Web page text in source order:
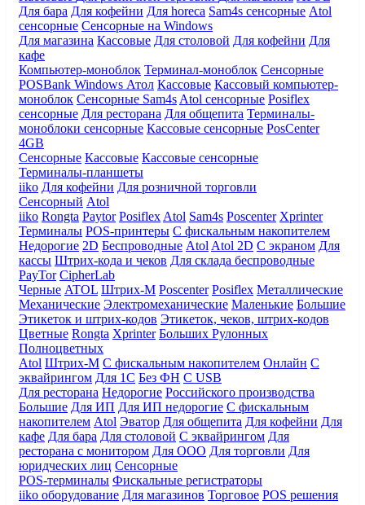
Для бара Для кофейни Для horeca Sam4s сенсорные Atol
сенсорные Сенсорные на Windows
Для магазина Кассовые Для столовой Для кофейни Для
кафе
Компьютер-моноблок Терминал-моноблок Сенсорные
POSBank Windows Атол Кассовые Кассовый компьютер-
моноблок Сенсорные Sam4s Atol сенсорные Posiflex
сенсорные Для ресторана Для общепита Терминалы-
моноблоки сенсорные Кассовые сенсорные PosCenter
4GB
Сенсорные Кассовые Кассовые сенсорные
Терминалы-планшеты
iiko Для кофейни Для розничной торговли
Сенсорный Atol
iiko Rongta Paytor Posiflex Atol Sam4s Poscenter Xprinter
Терминалы POS-принтеры С фискальным накопителем
Недорогие 2D Беспроводные Atol Atol 2D С экраном Для
кассы Штрих-кода и чеков Для склада беспроводные
PayTor CipherLab
Черные ATOL Штрих-М Poscenter Posiflex Металлические
Механические Электромеханические Маленькие Большие
Этикеток и штрих-кодов Этикеток, чеков, штрих-кодов
Цветные Rongta Xprinter Больших Рулонных
Полноцветных
Atol Штрих-М С фискальным накопителем Онлайн С
эквайрингом Для 1С Без ФН С USB
Для ресторана Недорогие Российского производства
Большие Для ИП Для ИП недорогие С фискальным
накопителем Atol Эватор Для общепита Для кофейни Для
кафе Для бара Для столовой С эквайрингом Для
ресторана с монитором Для ООО Для торговли Для
юридческих лиц Сенсорные
POS-терминалы Фискальные регистраторы
iiko оборудование Для магазинов Торговое POS решения